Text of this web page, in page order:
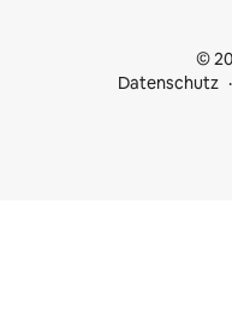
©
Datenschutz